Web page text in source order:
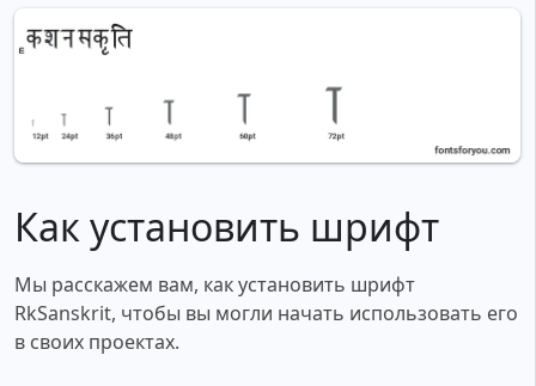
Как установить шрифт
Мы расскажем вам, как установить шрифт
RkSanskrit, чтобы вы могли начать использовать его
в своих проектах.